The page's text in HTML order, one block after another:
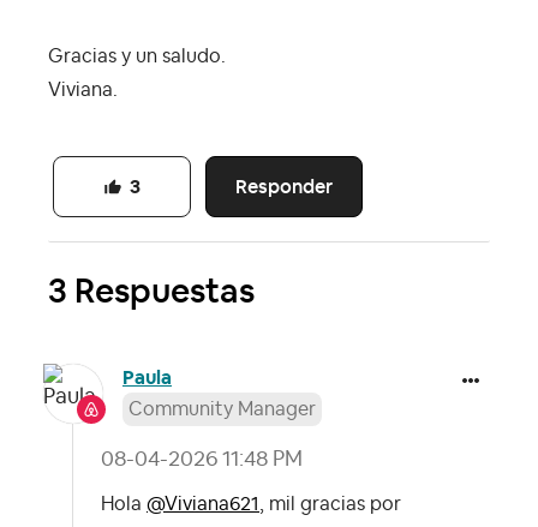
Gracias y un saludo.
Viviana.
Responder
3
3 Respuestas
Paula
Community Manager
‎08-04-2026 11:48 PM
Hola @Viviana621
, mil gracias por